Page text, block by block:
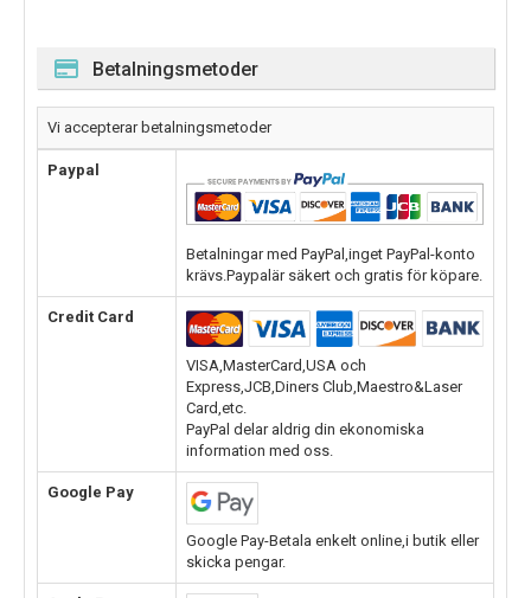
Betalningsmetoder
Vi accepterar betalningsmetoder
Paypal
Betalningar med PayPal,inget PayPal-konto
krävs.Paypalär säkert och gratis för köpare.
Credit Card
VISA,MasterCard,USA och
Express,JCB,Diners Club,Maestro&Laser
Card,etc.
PayPal delar aldrig din ekonomiska
information med oss.
Google Pay
Google Pay-Betala enkelt online,i butik eller
skicka pengar.